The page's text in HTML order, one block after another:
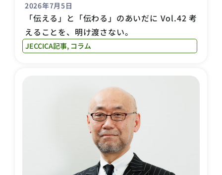
2026年7月5日
「伝える」と「伝わる」のあいだに Vol.42 考
えることを、明け渡さない。
JECCICA記事, コラム